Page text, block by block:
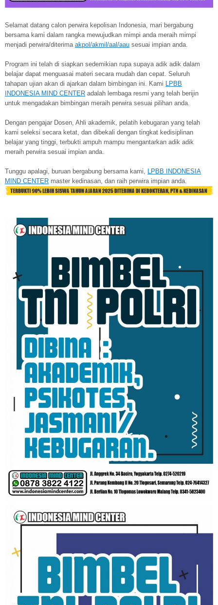
Selamat datang calon perwira kepolisan Indonesia, mari bergabung
bersama kami dalam rangka mewujudkan mimpi anda meraih mimpi
menjadi perwira/diterima akpol/akmil/aal/aau sesuai impian anda.
Program ini telah di siapkan sedemikian rupa supaya adik adik dalam
belajar dapat menguasai materi secara mudah dan cepat. Seluruh
tahapan ujian akan di ajarkan dalam bimbingan ini. Kami
LPBB
INDONESIA MIND CENTER adalah lembaga resmi yang telah berijin
untuk mengadakan bimbingan meraih perwira sesuai pilihan anda.
Dengan pengajar Dosen, Ahli akademik, pelatih kebugaran yang telah
kami seleksi secara ketat, dan dibekali dengan tingkat kedisiplinan
belajar yang tinggi, terbukti ampuh mampu mengantarkan adik adik
meraih perwira sesuai impian anda.
Tunggu apalagi, buruan bergabung bersama kami,
LPBB INDONESIA
MIND CENTER master kedinasan, dan raih perwira impian anda.